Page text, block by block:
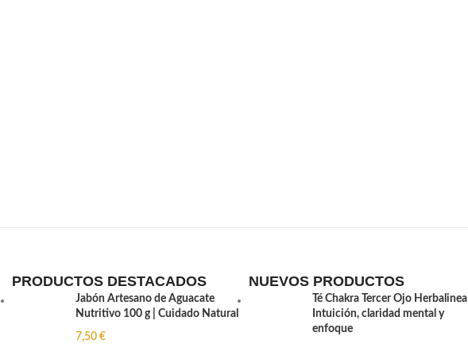
PRODUCTOS DESTACADOS
Jabón Artesano de Aguacate
Nutritivo 100 g | Cuidado Natural
7,50 €
NUEVOS PRODUCTOS
Té Chakra Tercer Ojo Herbalinea |
Intuición, claridad mental y
enfoque